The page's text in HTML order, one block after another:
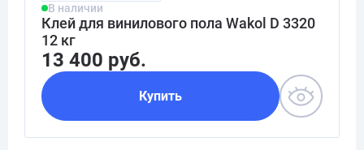
В наличии
Клей для винилового пола Wakol D 3320
12 кг
13 400 руб.
Купить